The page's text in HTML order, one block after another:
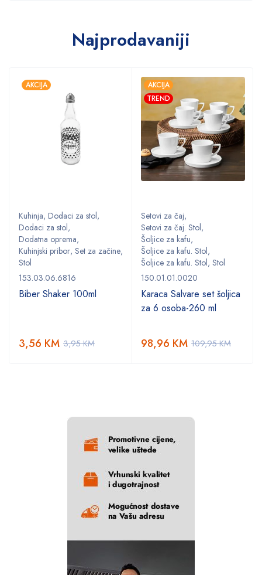
Najprodavaniji
AKCIJA
Kuhinja, Dodaci za stol,
Dodaci za stol,
Dodatna oprema,
Kuhinjski pribor, Set za začine,
Stol
153.03.06.6816
Biber Shaker 100ml
3,95KM
3,56 KM
AKCIJA
TREND
Setovi za čaj,
Setovi za čaj. Stol,
Šoljice za kafu,
Šoljice za kafu. Stol,
Šoljice za kafu. Stol, Stol
150.01.01.0020
Karaca Salvare set šoljica
za 6 osoba-260 ml
109,95KM
98,96 KM